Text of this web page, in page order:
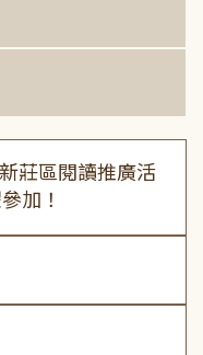
新莊區閱讀推廣活
加！